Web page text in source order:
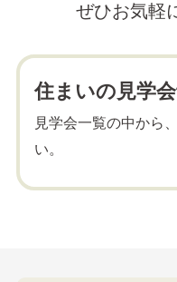
ぜひお気軽
住まいの見学
見学会一覧の中から
い。